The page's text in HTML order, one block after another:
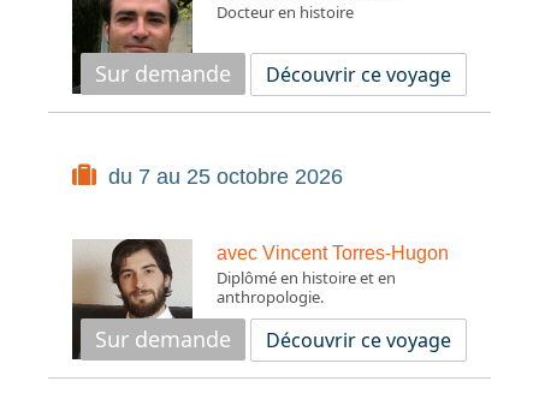
Docteur en histoire
Sur demande Découvrir ce voyage
du 7 au 25 octobre 2026
avec Vincent Torres-Hugon
Diplômé en histoire et en
anthropologie.
Sur demande Découvrir ce voyage